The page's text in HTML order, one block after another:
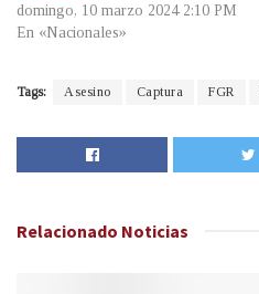
domingo, 10 marzo 2024 2:10 PM
En «Nacionales»
Tags: Asesino Captura FGR
Relacionado Noticias